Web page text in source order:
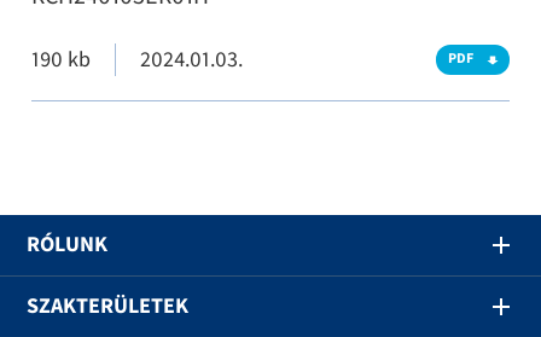
190 kb 2024.01.03. PDF
RÓLUNK
SZAKTERÜLETEK